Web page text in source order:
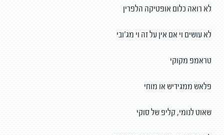
לא רואה כלום אופטיקה הלפרין
לא עושים וי אם אין על זה וי מג'ובי
טראמפ מקוקי
פלאש ממגידיש או מוחי
שאוט לנומי, קליפ של סוקי